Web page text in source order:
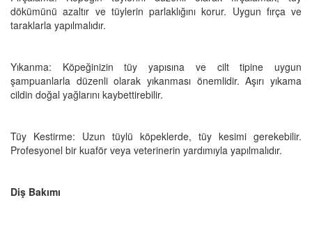
dökümünü azaltır ve tüylerin parlaklığını korur. Uygun fırça ve
taraklarla yapılmalıdır.
Yıkanma: Köpeğinizin tüy yapısına ve cilt tipine uygun
şampuanlarla düzenli olarak yıkanması önemlidir. Aşırı yıkama
cildin doğal yağlarını kaybettirebilir.
Tüy Kestirme: Uzun tüylü köpeklerde, tüy kesimi gerekebilir.
Profesyonel bir kuaför veya veterinerin yardımıyla yapılmalıdır.
Diş Bakımı